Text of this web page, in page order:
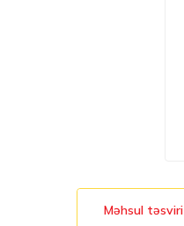
Məhsul təsviri